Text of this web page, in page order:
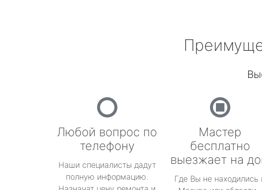
Любой вопрос по
телефону
Наши специалисты дадут
полную информацию.
Мастер
бесплатно
выезжает на
Где Вы не находились